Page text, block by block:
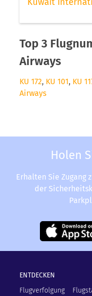
Top 3
Airways
KU 172, KU 101, KU
Airways
Holen
Erhalten Sie Zugang
der
ENTDECKEN
Flugverfolgung